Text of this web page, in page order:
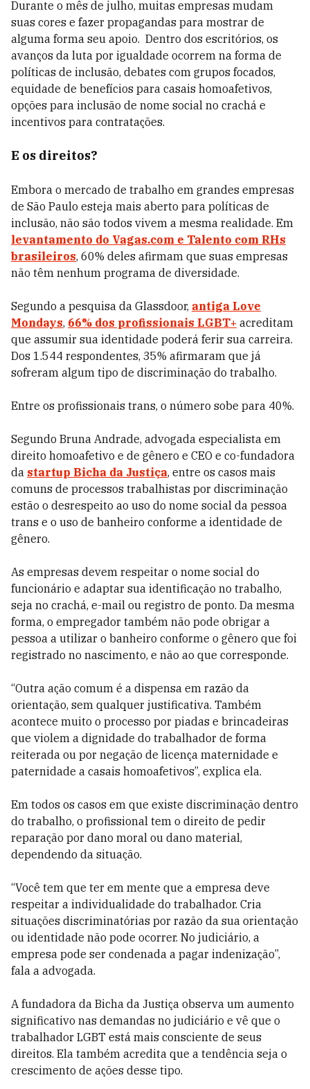
Durante o mês de julho, muitas empresas mudam
suas cores e fazer propagandas para mostrar de
alguma forma seu apoio. Dentro dos escritórios, os
avanços da luta por igualdade ocorrem na forma de
políticas de inclusão, debates com grupos focados,
equidade de benefícios para casais homoafetivos,
opções para inclusão de nome social no crachá e
incentivos para contratações.
E os direitos?
Embora o mercado de trabalho em grandes empresas
de São Paulo esteja mais aberto para políticas de
inclusão, não são todos vivem a mesma realidade. Em
levantamento do Vagas.com e Talento com RHs
brasileiros, 60% deles afirmam que suas empresas
não têm nenhum programa de diversidade.
Segundo a pesquisa da Glassdoor, antiga Love
Mondays, 66% dos profissionais LGBT+ acreditam
que assumir sua identidade poderá ferir sua carreira.
Dos 1.544 respondentes, 35% afirmaram que já
sofreram algum tipo de discriminação do trabalho.
Entre os profissionais trans, o número sobe para 40%.
Segundo Bruna Andrade, advogada especialista em
direito homoafetivo e de gênero e CEO e co-fundadora
da startup Bicha da Justiça, entre os casos mais
comuns de processos trabalhistas por discriminação
estão o desrespeito ao uso do nome social da pessoa
trans e o uso de banheiro conforme a identidade de
gênero.
As empresas devem respeitar o nome social do
funcionário e adaptar sua identificação no trabalho,
seja no crachá, e-mail ou registro de ponto. Da mesma
forma, o empregador também não pode obrigar a
pessoa a utilizar o banheiro conforme o gênero que foi
registrado no nascimento, e não ao que corresponde.
“Outra ação comum é a dispensa em razão da
orientação, sem qualquer justificativa. Também
acontece muito o processo por piadas e brincadeiras
que violem a dignidade do trabalhador de forma
reiterada ou por negação de licença maternidade e
paternidade a casais homoafetivos”, explica ela.
Em todos os casos em que existe discriminação dentro
do trabalho, o profissional tem o direito de pedir
reparação por dano moral ou dano material,
dependendo da situação.
“Você tem que ter em mente que a empresa deve
respeitar a individualidade do trabalhador. Cria
situações discriminatórias por razão da sua orientação
ou identidade não pode ocorrer. No judiciário, a
empresa pode ser condenada a pagar indenização”,
fala a advogada.
A fundadora da Bicha da Justiça observa um aumento
significativo nas demandas no judiciário e vê que o
trabalhador LGBT está mais consciente de seus
direitos. Ela também acredita que a tendência seja o
crescimento de ações desse tipo.